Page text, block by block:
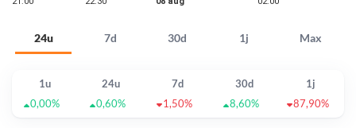
24u 7d 30d 1j Max
1u 24u 7d 30d
1j
0,00%
0,60% 1,50% 8,60% 87,90%